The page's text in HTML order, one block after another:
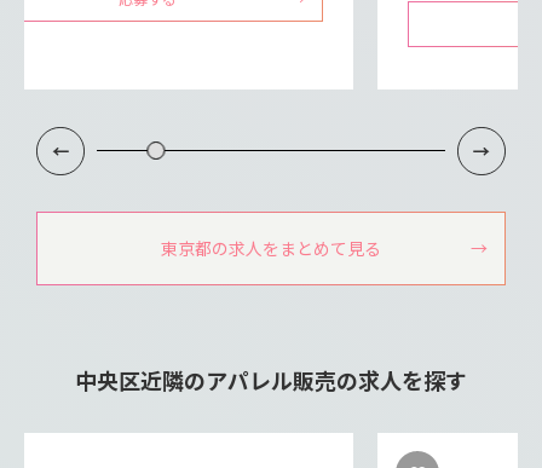
東京都の求人をまとめて見る
中央区近隣のアパレル販売の求人を探す